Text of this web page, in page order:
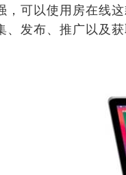
可以使用房在线
发布、推广以及